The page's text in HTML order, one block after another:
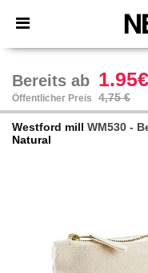
× Needen App
Bessere Preise in
Bereits ab 1.95€
Öffentlicher Preis 4,75 €
Westford mill WM530 -
Natural